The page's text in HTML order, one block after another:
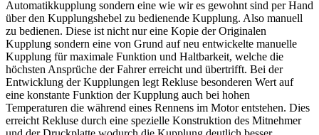
Automatikkupplung sondern eine wie wir es gewohnt sind per Hand
über den Kupplungshebel zu bedienende Kupplung. Also manuell
zu bedienen. Diese ist nicht nur eine Kopie der Originalen
Kupplung sondern eine von Grund auf neu entwickelte manuelle
Kupplung für maximale Funktion und Haltbarkeit, welche die
höchsten Ansprüche der Fahrer erreicht und übertrifft. Bei der
Entwicklung der Kupplungen legt Rekluse besonderen Wert auf
eine konstante Funktion der Kupplung auch bei hohen
Temperaturen die während eines Rennens im Motor entstehen. Dies
erreicht Rekluse durch eine spezielle Konstruktion des Mitnehmer